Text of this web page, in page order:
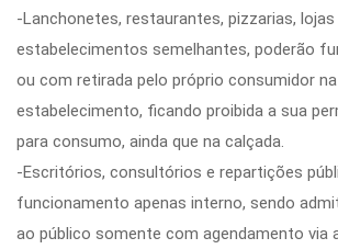
-Lanchonetes, restaurantes, pizzarias, lojas
estabelecimentos semelhantes, poderão
ou com retirada pelo próprio consumidor
estabelecimento, ficando proibida a sua
para consumo, ainda que na calçada.
-Escritórios, consultórios e repartições
funcionamento apenas interno, sendo
ao público somente com agendamento via